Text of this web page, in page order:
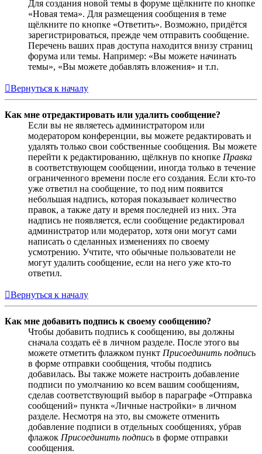
Для создания новой темы в форуме щёлкните по кнопке
«Новая тема». Для размещения сообщения в теме
щёлкните по кнопке «Ответить». Возможно, придётся
зарегистрироваться, прежде чем отправить сообщение.
Перечень ваших прав доступа находится внизу страниц
форума или темы. Например: «Вы можете начинать
темы», «Вы можете добавлять вложения» и т.п.
Вернуться к началу
Как мне отредактировать или удалить сообщение?
Если вы не являетесь администратором или
модератором конференции, вы можете редактировать и
удалять только свои собственные сообщения. Вы можете
перейти к редактированию, щёлкнув по кнопке Правка
в соответствующем сообщении, иногда только в течение
ограниченного времени после его создания. Если кто-то
уже ответил на сообщение, то под ним появится
небольшая надпись, которая показывает количество
правок, а также дату и время последней из них. Эта
надпись не появляется, если сообщение редактировал
администратор или модератор, хотя они могут сами
написать о сделанных изменениях по своему
усмотрению. Учтите, что обычные пользователи не
могут удалить сообщение, если на него уже кто-то
ответил.
Вернуться к началу
Как мне добавить подпись к своему сообщению?
Чтобы добавить подпись к сообщению, вы должны
сначала создать её в личном разделе. После этого вы
можете отметить флажком пункт Присоединить подпись
в форме отправки сообщения, чтобы подпись
добавилась. Вы также можете настроить добавление
подписи по умолчанию ко всем вашим сообщениям,
сделав соответствующий выбор в параграфе «Отправка
сообщений» пункта «Личные настройки» в личном
разделе. Несмотря на это, вы сможете отменить
добавление подписи в отдельных сообщениях, убрав
флажок Присоединить подпись в форме отправки
сообщения.